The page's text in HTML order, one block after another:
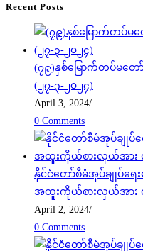
Recent Posts
(၇၉)နှစ်မြောက်တပ်မတေ
(၂၇-၃-၂၀၂၄)
April 3, 2024/
0 Comments
နိုင်ငံတော်စီမံအုပ်ချုပ်ရေ
အထူးကိုယ်စားလှယ်အား
April 2, 2024/
0 Comments